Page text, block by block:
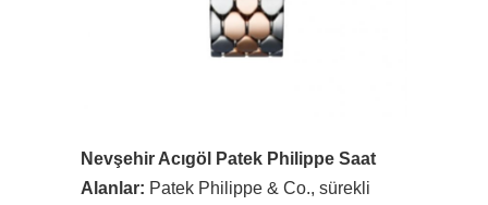
Nevşehir Acıgöl Patek Philippe Saat
Alanlar: Patek Philippe & Co., sürekli